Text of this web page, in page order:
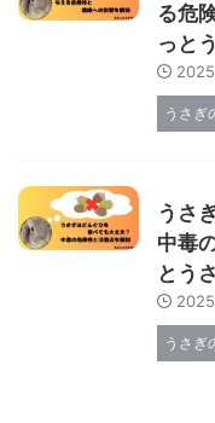
る危
っと
うさぎ
うさ
中毒
とう
うさぎ